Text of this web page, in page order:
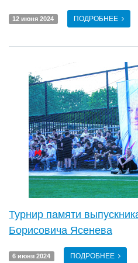
12 июня 2024 ПОДРОБНЕЕ
Турнир памяти
Борисовича Ясенева
6 июня 2024 ПОДРОБНЕЕ